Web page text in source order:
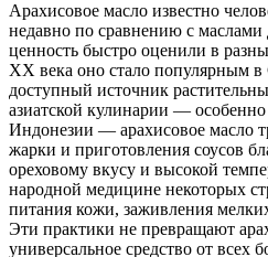
Арахисовое масло известно
недавно по сравнению с маслами
ценность быстро оценили в
XX века оно стало популярным
доступный источник
азиатской кулинарии —
Индонезии — арахисовое масло
жарки и приготовления соусов
ореховому вкусу и высокой
народной медицине некоторых
питания кожи, заживления
Эти практики не превращают
универсальное средство от всех